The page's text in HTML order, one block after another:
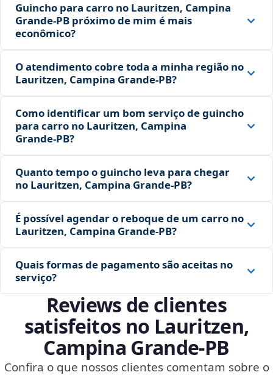
Guincho para carro no Lauritzen, Campina
Grande‑PB próximo de mim é mais
econômico?
O atendimento cobre toda a minha região no
Lauritzen, Campina Grande‑PB?
Como identificar um bom serviço de guincho
para carro no Lauritzen, Campina
Grande‑PB?
Quanto tempo o guincho leva para chegar
no Lauritzen, Campina Grande‑PB?
É possível agendar o reboque de um carro no
Lauritzen, Campina Grande‑PB?
Quais formas de pagamento são aceitas no
serviço?
Reviews de clientes
satisfeitos no Lauritzen,
Campina Grande‑PB
Confira o que nossos clientes comentam sobre o